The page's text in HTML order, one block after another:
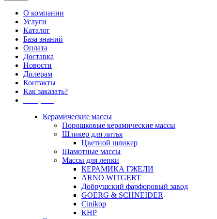
О компании
Услуги
Каталог
База знаний
Оплата
Доставка
Новости
Дилерам
Контакты
Как заказать?
Керамические массы
Порошковые керамические массы
Шликер для литья
Цветной шликер
Шамотные массы
Массы для лепки
КЕРАМИКА ГЖЕЛИ
ARNO WITGERT
Добрушский фарфоровый завод
GOERG & SCHNEIDER
Cinikop
КНР